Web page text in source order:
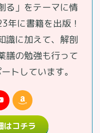
る」をテーマに情
年に書籍を出版！
識に加えて、解剖
膳の勉強も行って
トしています。
はコチラ